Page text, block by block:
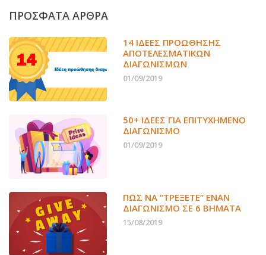
ΠΡΟΣΦΑΤΑ ΑΡΘΡΑ
14 ΙΔΈΕΣ ΠΡΟΏΘΗΣΗΣ
ΑΠΟΤΕΛΕΣΜΑΤΙΚΏΝ
ΔΙΑΓΩΝΙΣΜΏΝ
01/09/2019
50+ ΙΔΕΕΣ ΓΙΑ ΕΠΙΤΥΧΗΜΕΝΟ
ΔΙΑΓΩΝΙΣΜΟ
01/09/2019
ΠΏΣ ΝΑ “ΤΡΈΞΕΤΕ” ΈΝΑΝ
ΔΙΑΓΩΝΙΣΜΌ ΣΕ 6 ΒΉΜΑΤΑ
15/08/2019